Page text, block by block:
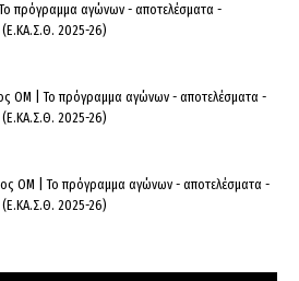
πρόγραμμα αγώνων - αποτελέσματα -
2025-26)
ΟΜ | Το πρόγραμμα αγώνων - αποτελέσματα -
2025-26)
ΟΜ | Το πρόγραμμα αγώνων - αποτελέσματα -
2025-26)